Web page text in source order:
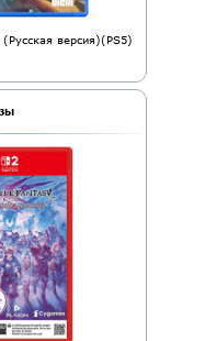
версия)(PS5)